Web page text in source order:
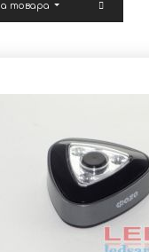
товара